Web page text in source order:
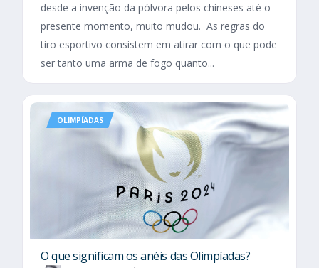
desde a invenção da pólvora pelos chineses até o
presente momento, muito mudou. As regras do
tiro esportivo consistem em atirar com o que pode
ser tanto uma arma de fogo quanto...
OLIMPÍADAS
O que significam os anéis das Olimpíadas?